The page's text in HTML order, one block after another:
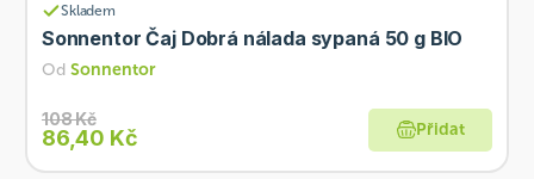
Skladem
Sonnentor Čaj Dobrá nálada sypaná 50 g BIO
Od Sonnentor
108 Kč
86,40 Kč Přidat